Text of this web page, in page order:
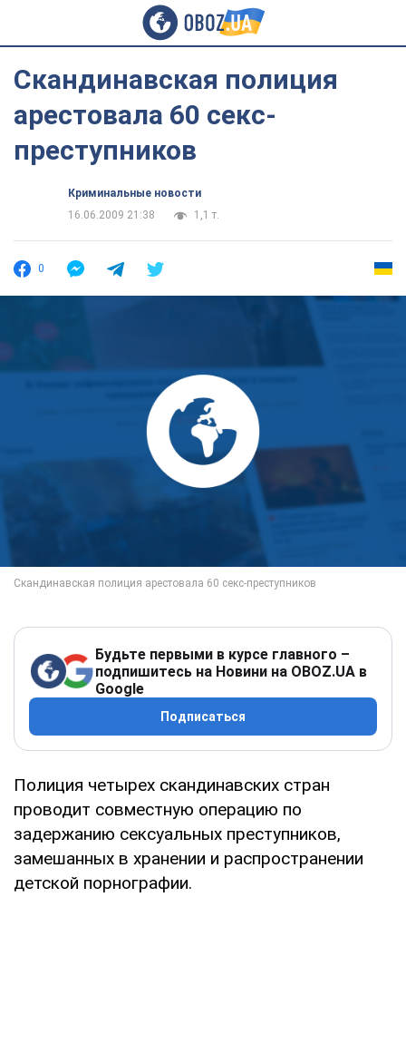
Скандинавская полиция
арестовала 60 секс-
преступников
Криминальные новости
16.06.2009 21:38
1,1 т.
0
Будьте первыми в курсе главного –
подпишитесь на Новини на OBOZ.UA в
Google
Подписаться
Полиция четырех скандинавских стран
проводит совместную операцию по
задержанию сексуальных преступников,
замешанных в хранении и распространении
детской порнографии.